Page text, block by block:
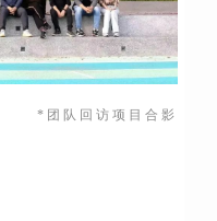
*团队回访项目合影